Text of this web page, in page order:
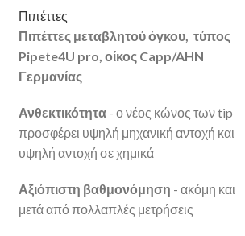
Πιπέττες
Πιπέττες μεταβλητού όγκου, τύπος
Pipete4U pro, οίκος Capp/AHN
Γερμανίας
Ανθεκτικότητα- ο νέος κώνος των tip
προσφέρει υψηλή μηχανική αντοχή και
υψηλή αντοχή σε χημικά
Αξιόπιστη βαθμονόμηση - ακόμη και
μετά από πολλαπλές μετρήσεις